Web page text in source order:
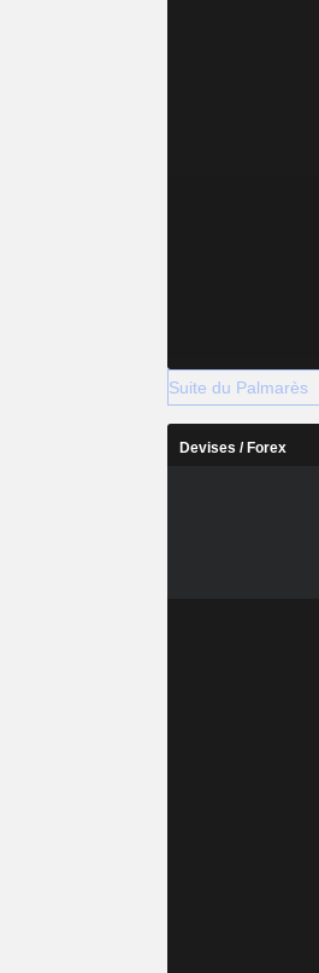
Suite du Palmarès
Devises / Forex